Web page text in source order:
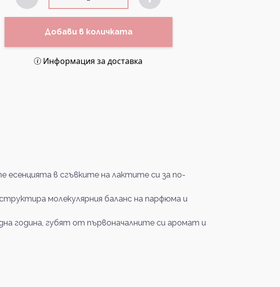
Добави в количката
Информация за доставка
в сгъвките на лактите си за по-
молекулярния баланс на парфюма и
година, губят от първоначалните си аромат и